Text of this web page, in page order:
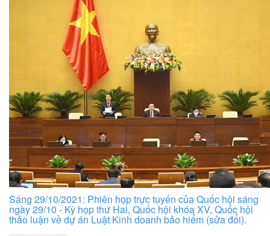
Sáng 29/10/2021: Phiên họp trực tuyến của Quốc hội sáng
ngày 29/10 - Kỳ họp thứ Hai, Quốc hội khóa XV, Quốc hội
thảo luận về dự án Luật Kinh doanh bảo hiểm (sửa đổi).